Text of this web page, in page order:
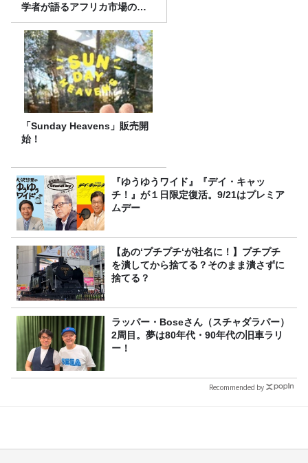
学者が語るアフリカ市場のリ
アル
「Sunday Heavens」販売開
始！
『ゆうゆうワイド』『デイ・キャッ
チ！』が１日限定復活。9/21はプレミア
ムデー
【あの‘プチプチ‘が社名に！】プチプチ
を潰してから捨てる？そのまま潰さずに
捨てる？
ラッパー・Boseさん（スチャダラパー）
2周目。夢は80年代・90年代の旧車ラリ
ー！
Recommended by